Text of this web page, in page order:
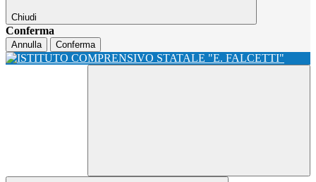
Chiudi
Conferma
Annulla Conferma